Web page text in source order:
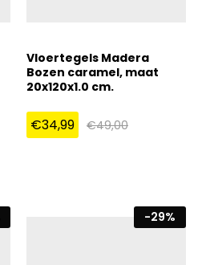
Vloertegels Madera
Bozen caramel, maat
20x120x1.0 cm.
€34,99 €49,00
-29%